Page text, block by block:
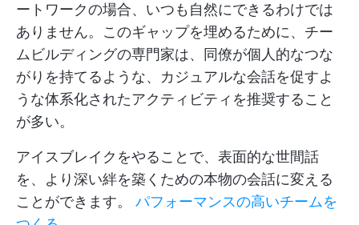
ートワークの場合、いつも自然にできるわけでは
ありません。このギャップを埋めるために、チー
ムビルディングの専門家は、同僚が個人的なつな
がりを持てるような、カジュアルな会話を促すよ
うな体系化されたアクティビティを推奨すること
が多い。
アイスブレイクをやることで、表面的な世間話
を、より深い絆を築くための本物の会話に変える
ことができます。 パフォーマンスの高いチームを